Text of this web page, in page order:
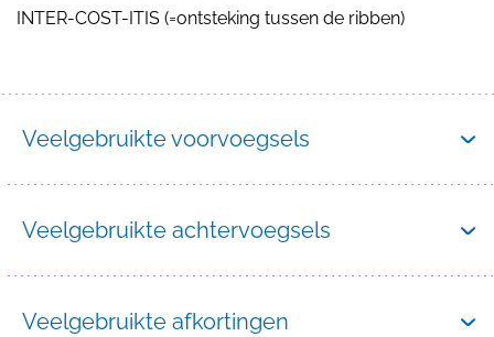
INTER-COST-ITIS (=ontsteking tussen de ribben)
Veelgebruikte voorvoegsels
Veelgebruikte achtervoegsels
Veelgebruikte afkortingen